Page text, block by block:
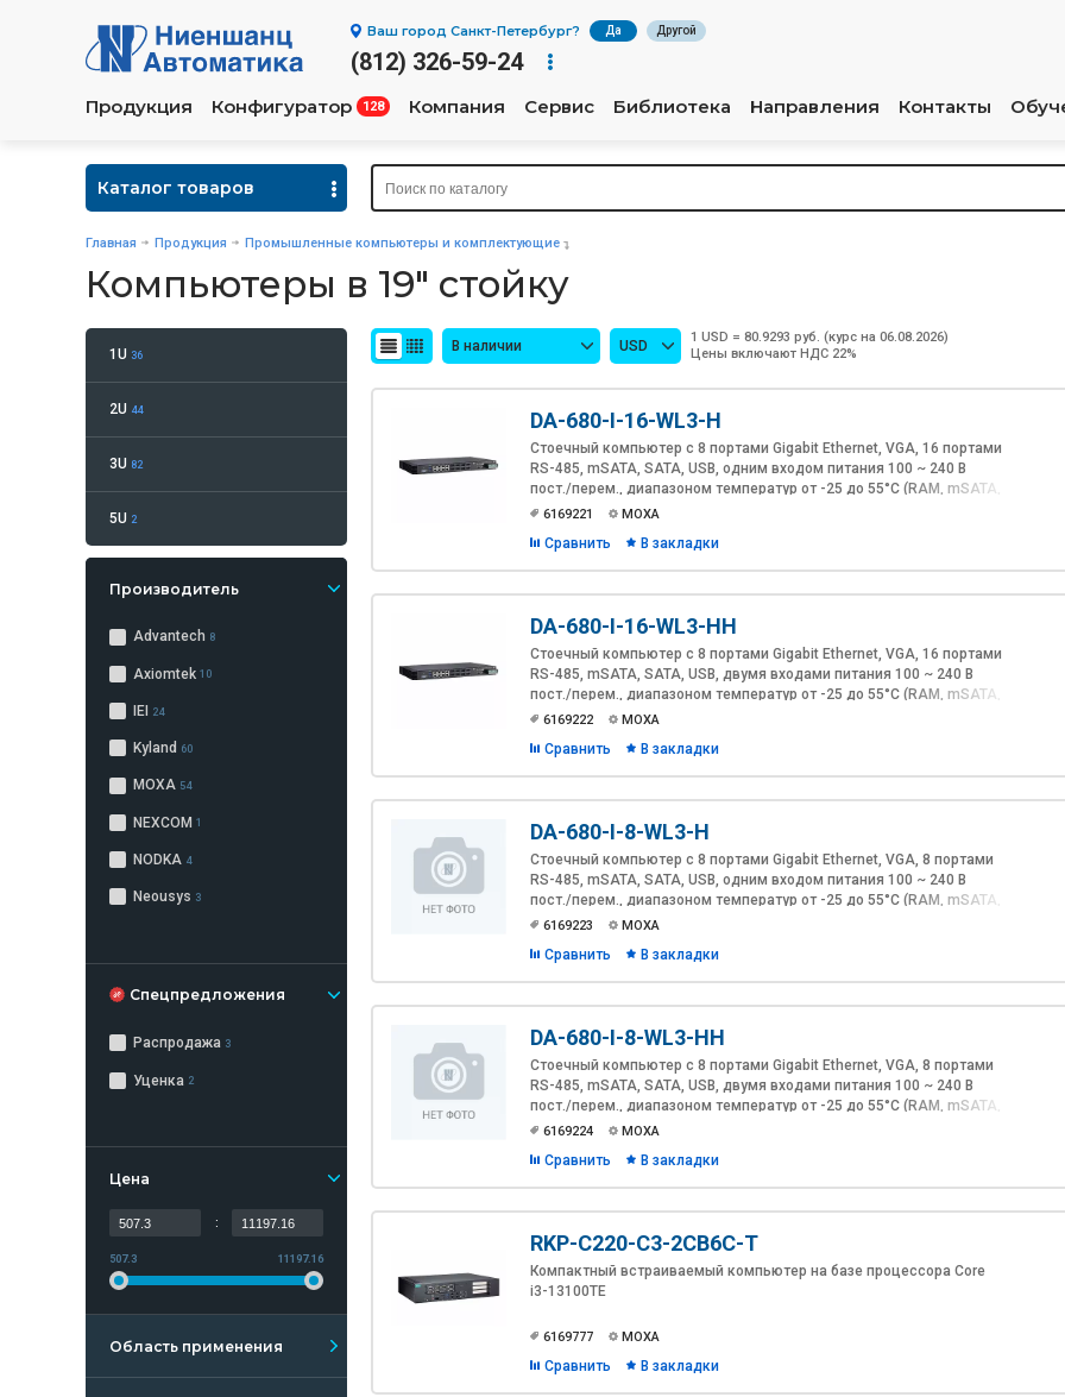
Ваш город Санкт-Петербург? Да Другой
(812) 326-59-24
Продукция Конфигуратор 128 Компания Сервис Библиотека Направления Контакты
Каталог товаров
Главная Продукция Промышленные компьютеры и комплектующие
Компьютеры в 19" стойку
1U 36
2U 44
3U 82
5U 2
Производитель
Advantech 8
Axiomtek 10
IEI 24
Kyland 60
MOXA 54
NEXCOM 1
NODKA 4
Neousys 3
Спецпредложения
Распродажа 3
Уценка 2
Цена
:
507.3 11197.16
Область применения
В наличии USD
1 USD = 80.9293 руб. (курс на 06.08.2026)
Цены включают НДС 22%
DA-680-I-16-WL3-H
Стоечный компьютер с 8 портами Gigabit Ethernet, VGA, 16 портами
RS-485, mSATA, SATA, USB, одним входом питания 100 ~ 240 В
пост./перем., диапазоном температур от -25 до 55°C (RAM, mSATA,
ОС не включены в комплект поставки)
6169221 MOXA
Сравнить В закладки
DA-680-I-16-WL3-HH
Стоечный компьютер с 8 портами Gigabit Ethernet, VGA, 16 портами
RS-485, mSATA, SATA, USB, двумя входами питания 100 ~ 240 В
пост./перем., диапазоном температур от -25 до 55°C (RAM, mSATA,
ОС не включены в комплект поставки)
6169222 MOXA
Сравнить В закладки
DA-680-I-8-WL3-H
Стоечный компьютер с 8 портами Gigabit Ethernet, VGA, 8 портами
RS-485, mSATA, SATA, USB, одним входом питания 100 ~ 240 В
пост./перем., диапазоном температур от -25 до 55°C (RAM, mSATA,
ОС не включены в комплект поставки)
6169223 MOXA
Сравнить В закладки
DA-680-I-8-WL3-HH
Стоечный компьютер с 8 портами Gigabit Ethernet, VGA, 8 портами
RS-485, mSATA, SATA, USB, двумя входами питания 100 ~ 240 В
пост./перем., диапазоном температур от -25 до 55°C (RAM, mSATA,
ОС не включены в комплект поставки)
6169224 MOXA
Сравнить В закладки
RKP-C220-C3-2CB6C-T
Компактный встраиваемый компьютер на базе процессора Core
i3-13100TE
6169777 MOXA
Сравнить В закладки